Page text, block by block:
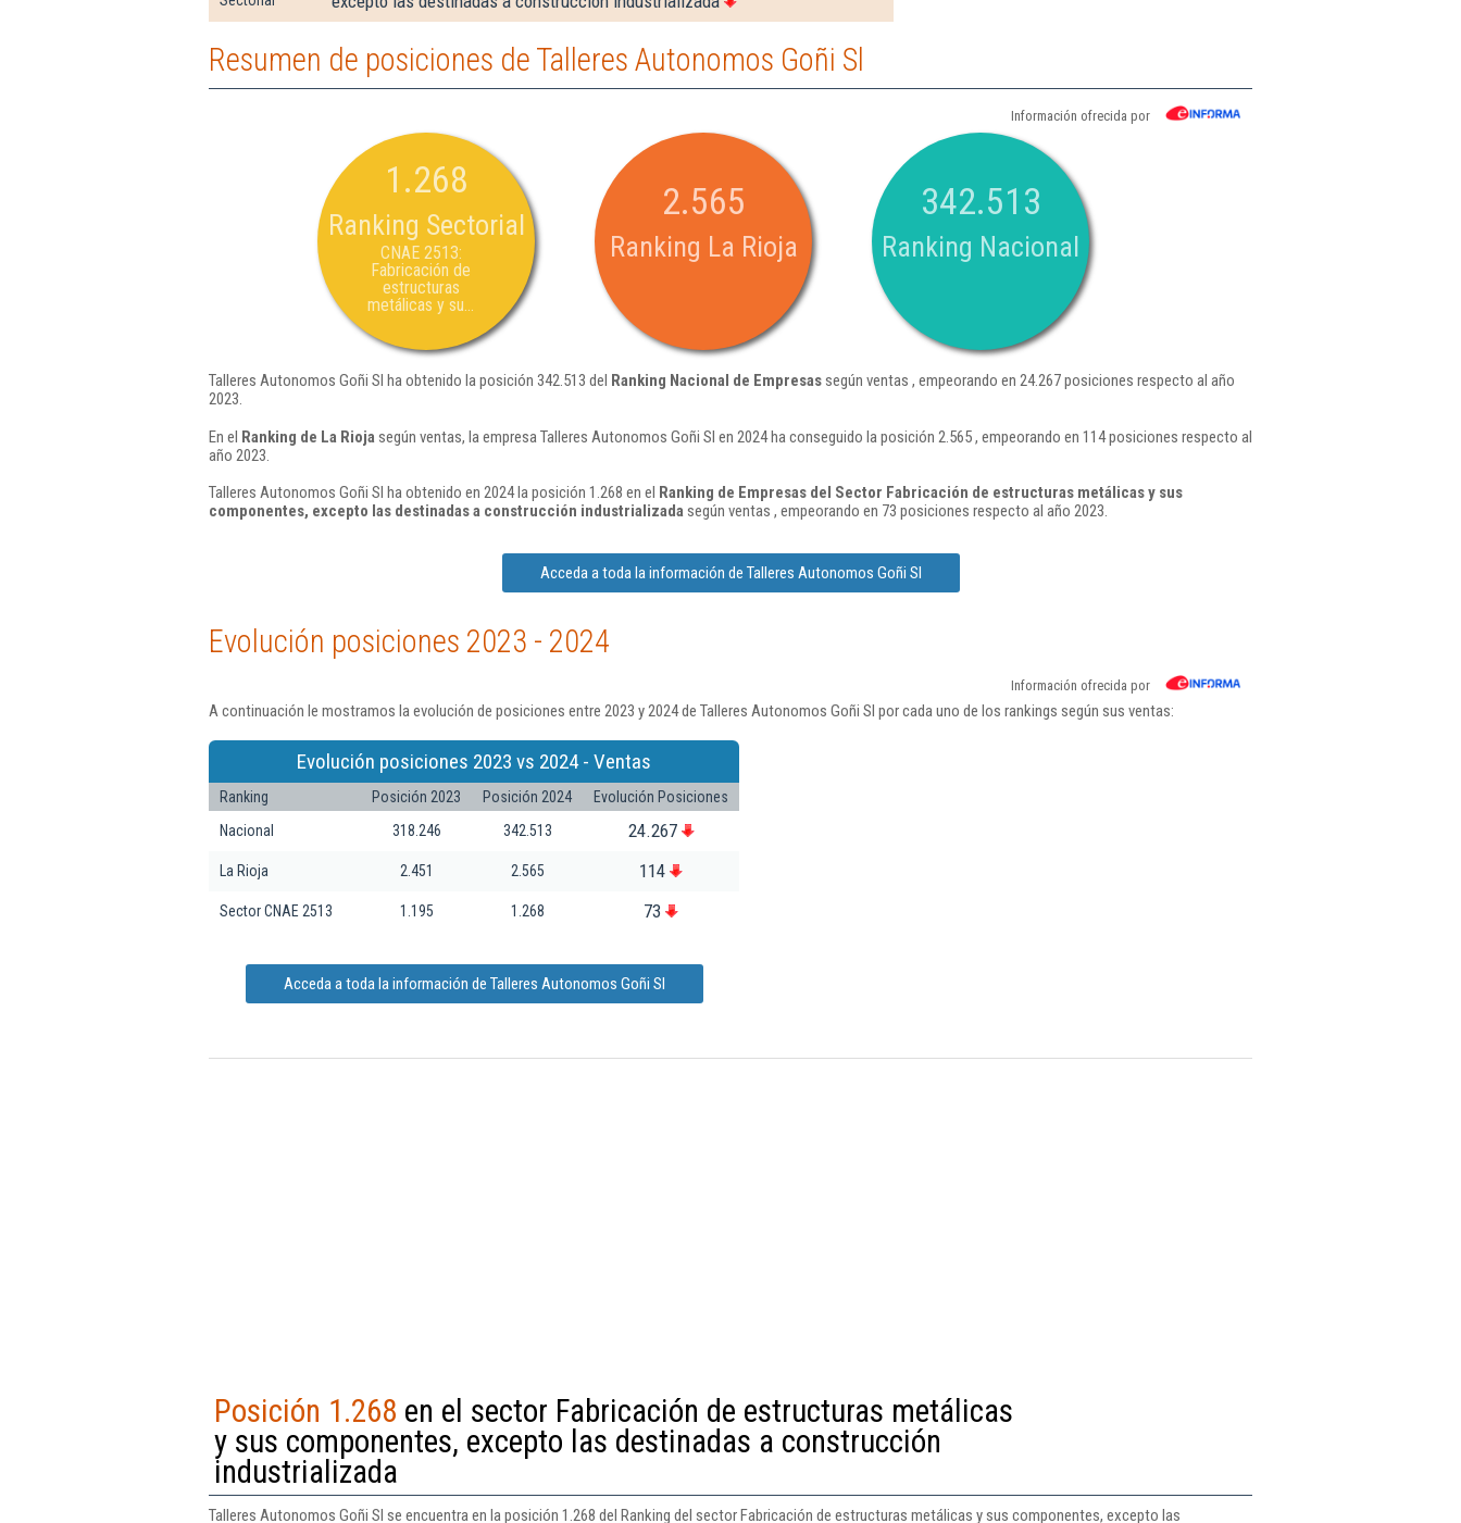
Resumen de posiciones de Talleres Autonomos Goñi Sl
Información ofrecida por
1.268
Ranking Sectorial
CNAE 2513:
Fabricación de
estructuras
metálicas y su...
2.565
Ranking La Rioja
342.513
Ranking Nacional
Talleres Autonomos Goñi Sl ha obtenido la posición 342.513 del Ranking Nacional de Empresassegún ventas , empeorando en 24.267 posiciones respecto al año
2023.
En el Ranking de La Rioja según ventas, la empresa Talleres Autonomos Goñi Sl en 2024 ha conseguido la posición 2.565 , empeorando en 114 posiciones respecto al
año 2023.
Talleres Autonomos Goñi Sl ha obtenido en 2024 la posición 1.268 en el Ranking de Empresas del Sector Fabricación de estructuras metálicas y sus
componentes, excepto las destinadas a construcción industrializadasegún ventas , empeorando en 73 posiciones respecto al año 2023.
Acceda a toda la información de Talleres Autonomos Goñi Sl
Evolución posiciones 2023 - 2024
Información ofrecida por
A continuación le mostramos la evolución de posiciones entre 2023 y 2024 de Talleres Autonomos Goñi Sl por cada uno de los rankings según sus ventas:
Evolución posiciones 2023 vs 2024 - Ventas
Ranking Posición 2023 Posición 2024
Evolución Posiciones
Nacional
318.246 342.513 24.267
La Rioja 2.451 2.565 114
Sector CNAE 2513 1.195 1.268 73
Acceda a toda la información de Talleres Autonomos Goñi Sl
Posición 1.268 en el sector Fabricación de estructuras metálicas
y sus componentes, excepto las destinadas a construcción
industrializada
Talleres Autonomos Goñi Sl se encuentra en la posición 1.268 del Ranking del sector Fabricación de estructuras metálicas y sus componentes, excepto las